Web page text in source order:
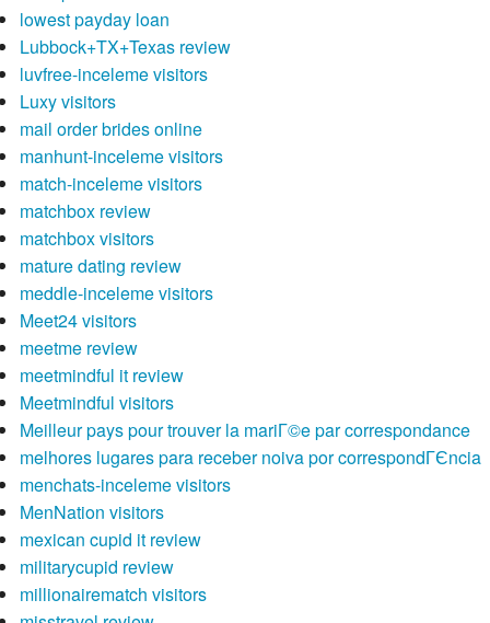
lowest payday loan
Lubbock+TX+Texas review
luvfree-inceleme visitors
Luxy visitors
mail order brides online
manhunt-inceleme visitors
match-inceleme visitors
matchbox review
matchbox visitors
mature dating review
meddle-inceleme visitors
Meet24 visitors
meetme review
meetmindful it review
Meetmindful visitors
Meilleur pays pour trouver la mariГ©e par correspondance
melhores lugares para receber noiva por correspondГЄncia
menchats-inceleme visitors
MenNation visitors
mexican cupid it review
militarycupid review
millionairematch visitors